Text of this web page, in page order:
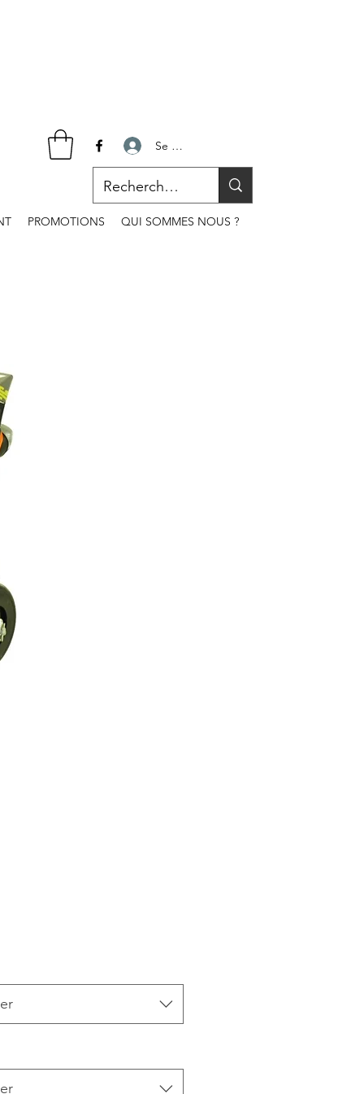
Se connecter
PROMOTIONS QUI SOMMES NOUS ?